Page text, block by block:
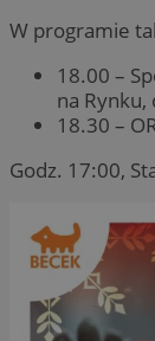
W programie
18.00 –
na
18.30 –
Godz. 17:00,